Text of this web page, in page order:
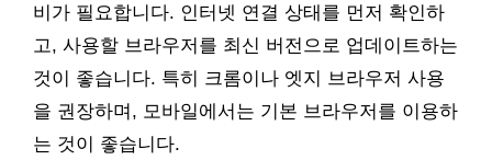
비가 필요합니다. 인터넷 연결 상태를 먼저 확인하
고, 사용할 브라우저를 최신 버전으로 업데이트하는
것이 좋습니다. 특히 크롬이나 엣지 브라우저 사용
을 권장하며, 모바일에서는 기본 브라우저를 이용하
는 것이 좋습니다.